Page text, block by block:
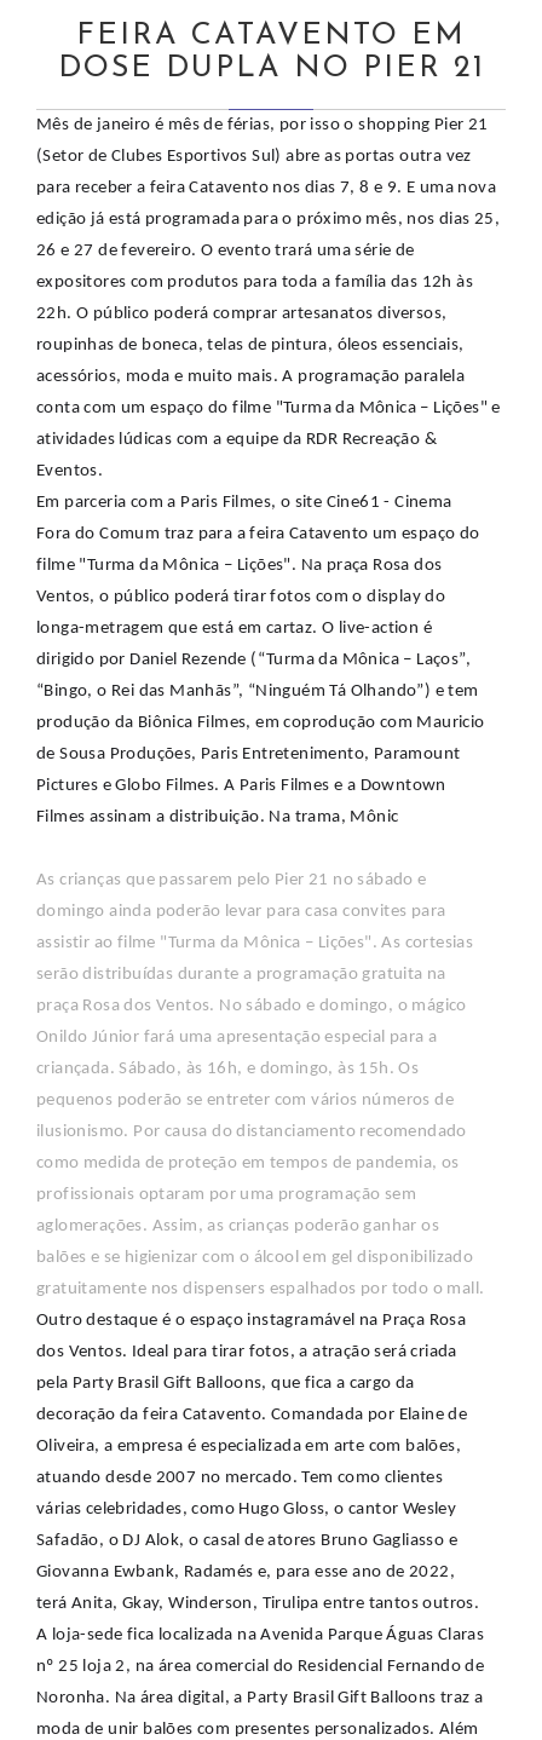
FEIRA CATAVENTO EM
DOSE DUPLA NO PIER 21
Mês de janeiro é mês de férias, por isso o shopping Pier 21
(Setor de Clubes Esportivos Sul) abre as portas outra vez
para receber a feira Catavento nos dias 7, 8 e 9. E uma nova
edição já está programada para o próximo mês, nos dias 25,
26 e 27 de fevereiro. O evento trará uma série de
expositores com produtos para toda a família das 12h às
22h. O público poderá comprar artesanatos diversos,
roupinhas de boneca, telas de pintura, óleos essenciais,
acessórios, moda e muito mais. A programação paralela
conta com um espaço do filme "Turma da Mônica – Lições" e
atividades lúdicas com a equipe da RDR Recreação &
Eventos.
Em parceria com a Paris Filmes, o site Cine61 - Cinema
Fora do Comum traz para a feira Catavento um espaço do
filme "Turma da Mônica – Lições". Na praça Rosa dos
Ventos, o público poderá tirar fotos com o display do
longa-metragem que está em cartaz. O live-action é
dirigido por Daniel Rezende (“Turma da Mônica – Laços”,
“Bingo, o Rei das Manhãs”, “Ninguém Tá Olhando”) e tem
produção da Biônica Filmes, em coprodução com Mauricio
de Sousa Produções, Paris Entretenimento, Paramount
Pictures e Globo Filmes. A Paris Filmes e a Downtown
Filmes assinam a distribuição. Na trama, Mônic
As crianças que passarem pelo Pier 21 no sábado e
domingo ainda poderão levar para casa convites para
assistir ao filme "Turma da Mônica – Lições". As cortesias
serão distribuídas durante a programação gratuita na
praça Rosa dos Ventos. No sábado e domingo, o mágico
Onildo Júnior fará uma apresentação especial para a
criançada. Sábado, às 16h, e domingo, às 15h. Os
pequenos poderão se entreter com vários números de
ilusionismo. Por causa do distanciamento recomendado
como medida de proteção em tempos de pandemia, os
profissionais optaram por uma programação sem
aglomerações. Assim, as crianças poderão ganhar os
balões e se higienizar com o álcool em gel disponibilizado
gratuitamente nos dispensers espalhados por todo o mall.
Outro destaque é o espaço instagramável na Praça Rosa
dos Ventos. Ideal para tirar fotos, a atração será criada
pela Party Brasil Gift Balloons, que fica a cargo da
decoração da feira Catavento. Comandada por Elaine de
Oliveira, a empresa é especializada em arte com balões,
atuando desde 2007 no mercado. Tem como clientes
várias celebridades, como Hugo Gloss, o cantor Wesley
Safadão, o DJ Alok, o casal de atores Bruno Gagliasso e
Giovanna Ewbank, Radamés e, para esse ano de 2022,
terá Anita, Gkay, Winderson, Tirulipa entre tantos outros.
A loja-sede fica localizada na Avenida Parque Águas Claras
nº 25 loja 2, na área comercial do Residencial Fernando de
Noronha. Na área digital, a Party Brasil Gift Balloons traz a
moda de unir balões com presentes personalizados. Além